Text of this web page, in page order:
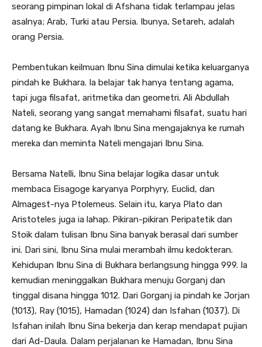
seorang pimpinan lokal di Afshana tidak terlampau jelas
asalnya; Arab, Turki atau Persia. Ibunya, Setareh, adalah
orang Persia.
Pembentukan keilmuan Ibnu Sina dimulai ketika keluarganya
pindah ke Bukhara. Ia belajar tak hanya tentang agama,
tapi juga filsafat, aritmetika dan geometri. Ali Abdullah
Nateli, seorang yang sangat memahami filsafat, suatu hari
datang ke Bukhara. Ayah Ibnu Sina mengajaknya ke rumah
mereka dan meminta Nateli mengajari Ibnu Sina.
Bersama Natelli, Ibnu Sina belajar logika dasar untuk
membaca Eisagoge karyanya Porphyry, Euclid, dan
Almagest-nya Ptolemeus. Selain itu, karya Plato dan
Aristoteles juga ia lahap. Pikiran-pikiran Peripatetik dan
Stoik dalam tulisan Ibnu Sina banyak berasal dari sumber
ini. Dari sini, Ibnu Sina mulai merambah ilmu kedokteran.
Kehidupan Ibnu Sina di Bukhara berlangsung hingga 999. Ia
kemudian meninggalkan Bukhara menuju Gorganj dan
tinggal disana hingga 1012. Dari Gorganj ia pindah ke Jorjan
(1013), Ray (1015), Hamadan (1024) dan Isfahan (1037). Di
Isfahan inilah Ibnu Sina bekerja dan kerap mendapat pujian
dari Ad-Daula. Dalam perjalanan ke Hamadan, Ibnu Sina